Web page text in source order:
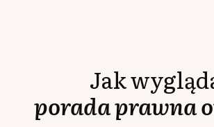
Jak
porada prawna